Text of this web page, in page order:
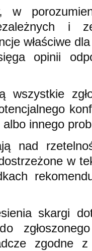
w
i
właściwe
opinii
wszystkie
innego
nad
w
skargi
zgodne